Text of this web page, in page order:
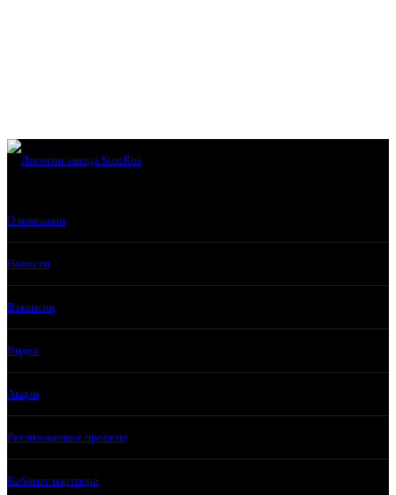
О компании
Новости
Вакансии
Видео
Акции
Реализованные проекты
Кабинет партнера